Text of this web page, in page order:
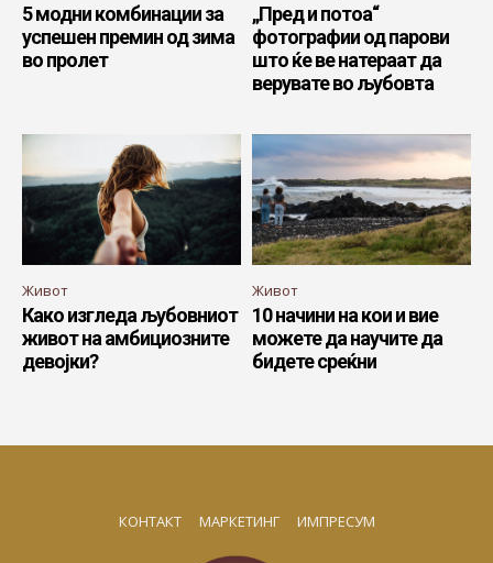
5 модни комбинации за
успешен премин од зима
во пролет
„Пред и потоа“
фотографии од парови
што ќе ве натераат да
верувате во љубовта
Живот
Како изгледа љубовниот
живот на амбициозните
девојки?
Живот
10 начини на кои и вие
можете да научите да
бидете среќни
КОНТАКТ МАРКЕТИНГ ИМПРЕСУМ